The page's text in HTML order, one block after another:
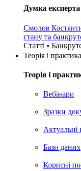
Думка експерта
Смолов
стану та
Статті •
Теорія i практика
Теорія i
Вебінари
Зразки
Актуальні
Бази даних
Корисні